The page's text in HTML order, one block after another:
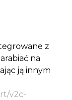
z
na
ją innym
v2c-